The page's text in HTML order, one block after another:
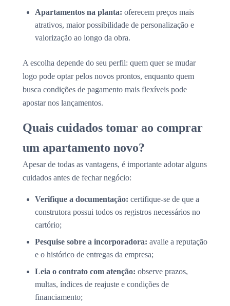
Apartamentos na planta: oferecem preços mais
atrativos, maior possibilidade de personalização e
valorização ao longo da obra.
A escolha depende do seu perfil: quem quer se mudar
logo pode optar pelos novos prontos, enquanto quem
busca condições de pagamento mais flexíveis pode
apostar nos lançamentos.
Quais cuidados tomar ao comprar
um apartamento novo?
Apesar de todas as vantagens, é importante adotar alguns
cuidados antes de fechar negócio:
Verifique a documentação: certifique-se de que a
construtora possui todos os registros necessários no
cartório;
Pesquise sobre a incorporadora: avalie a reputação
e o histórico de entregas da empresa;
Leia o contrato com atenção: observe prazos,
multas, índices de reajuste e condições de
financiamento;